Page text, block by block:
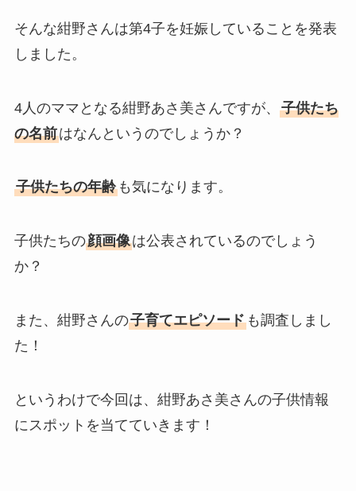
そんな紺野さんは第4子を妊娠していることを発表
しました。
4人のママとなる紺野あさ美さんですが、 子供たち
の名前はなんというのでしょうか？
子供たちの年齢も気になります。
子供たちの顔画像は公表されているのでしょう
か？
また、紺野さんの子育てエピソードも調査しまし
た！
というわけで今回は、紺野あさ美さんの子供情報
にスポットを当てていきます！